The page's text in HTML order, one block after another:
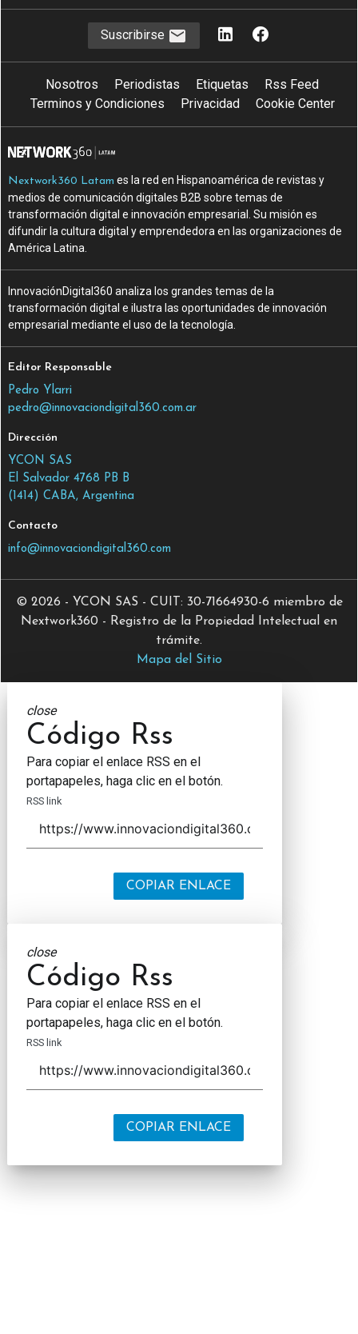
Suscribirse
Nosotros Periodistas Etiquetas
Rss Feed
Terminos y Condiciones
Privacidad Cookie Center
Nextwork360 Latam es la red en Hispanoamérica de revistas y
medios de comunicación digitales B2B sobre temas de
transformación digital e innovación empresarial. Su misión es
difundir la cultura digital y emprendedora en las organizaciones de
América Latina.
InnovaciónDigital360 analiza los grandes temas de la
transformación digital e ilustra las oportunidades de innovación
empresarial mediante el uso de la tecnología.
Editor Responsable
Pedro Ylarri
pedro@innovaciondigital360.com.ar
Dirección
YCON SAS
El Salvador 4768 PB B
(1414) CABA, Argentina
Contacto
info@innovaciondigital360.com
© 2026 - YCON SAS - CUIT: 30-71664930-6 miembro de
Nextwork360 - Registro de la Propiedad Intelectual en
trámite.
Mapa del Sitio
close
Código Rss
Para copiar el enlace RSS en el
portapapeles, haga clic en el botón.
RSS link
COPIAR ENLACE
close
Código Rss
Para copiar el enlace RSS en el
portapapeles, haga clic en el botón.
RSS link
COPIAR ENLACE